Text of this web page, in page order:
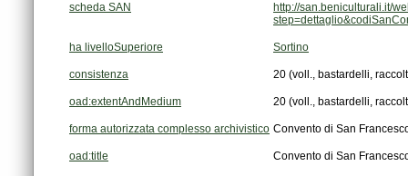
scheda SAN
ha livelloSuperiore Sortino
consistenza 20 (voll., bastardelli,
oad:extentAndMedium 20 (voll., bastardelli,
forma autorizzata complesso archivistico Convento di San
oad:title Convento di San